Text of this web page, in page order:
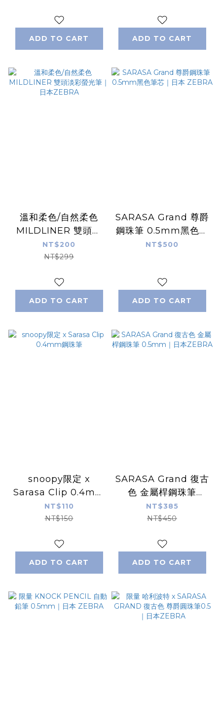
ADD TO CART ADD TO CART
溫和柔色/自然柔色
MILDLINER 雙頭淡
彩螢光筆｜日本
ZEBRA
NT$200
NT$299
ADD TO CART
SARASA Grand 尊爵
鋼珠筆 0.5mm黑色筆
芯｜日本 ZEBRA
NT$500
ADD TO CART
snoopy限定 x
Sarasa Clip 0.4mm
鋼珠筆
NT$110
NT$150
ADD TO CART
SARASA Grand 復古
色 金屬桿鋼珠筆
0.5mm｜日本
ZEBRA
NT$385
NT$450
ADD TO CART